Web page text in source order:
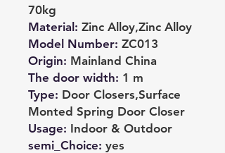
70kg
Material : Zinc Alloy,Zinc Alloy
Model Number: ZC013
Origin: Mainland China
The door width: 1 m
Type: Door Closers,Surface
Monted Spring Door Closer
Usage: Indoor & Outdoor
semi_Choice: yes